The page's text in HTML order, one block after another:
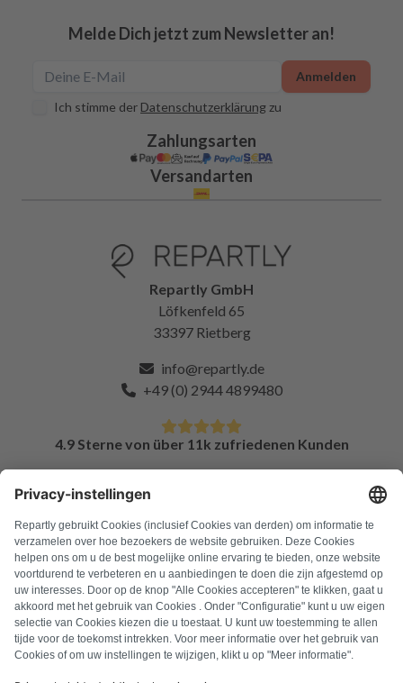
Melde Dich jetzt zum Newsletter an!
Ich stimme der Datenschutzerklärung zu
Anmelden
Zahlungsarten
Versandarten
Repartly GmbH
Löfkenfeld 65
33397 Rietberg
info@repartly.de
+49 (0) 2944 4899480
4.9 Sterne von über 11k zufriedenen Kunden
FAQ
Alle Fehlercodes
Über uns
Presse
Impressum